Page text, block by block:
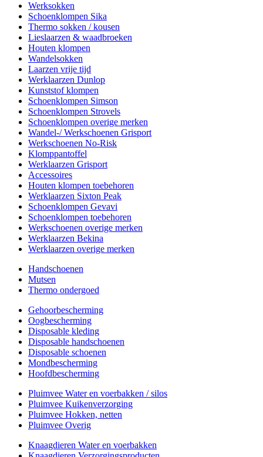
Werksokken
Schoenklompen Sika
Thermo sokken / kousen
Lieslaarzen & waadbroeken
Houten klompen
Wandelsokken
Laarzen vrije tijd
Werklaarzen Dunlop
Kunststof klompen
Schoenklompen Simson
Schoenklompen Strovels
Schoenklompen overige merken
Wandel-/ Werkschoenen Grisport
Werkschoenen No-Risk
Klomppantoffel
Werklaarzen Grisport
Accessoires
Houten klompen toebehoren
Werklaarzen Sixton Peak
Schoenklompen Gevavi
Schoenklompen toebehoren
Werkschoenen overige merken
Werklaarzen Bekina
Werklaarzen overige merken
Handschoenen
Mutsen
Thermo ondergoed
Gehoorbescherming
Oogbescherming
Disposable kleding
Disposable handschoenen
Disposable schoenen
Mondbescherming
Hoofdbescherming
Pluimvee Water en voerbakken / silos
Pluimvee Kuikenverzorging
Pluimvee Hokken, netten
Pluimvee Overig
Knaagdieren Water en voerbakken